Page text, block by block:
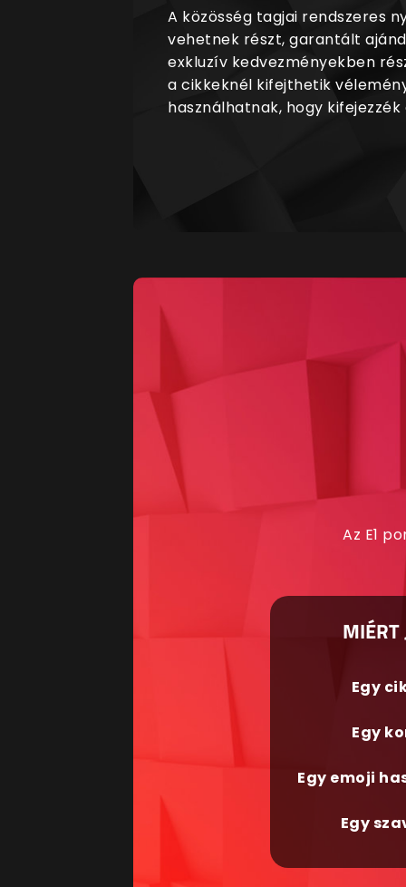
A közösség tagjai rendszeres
vehetnek részt, garantált
exkluzív kedvezményekben
a cikkeknél kifejthetik
használhatnak, hogy
Az E1
MIÉRT
Egy
Egy
Egy emoji
Egy